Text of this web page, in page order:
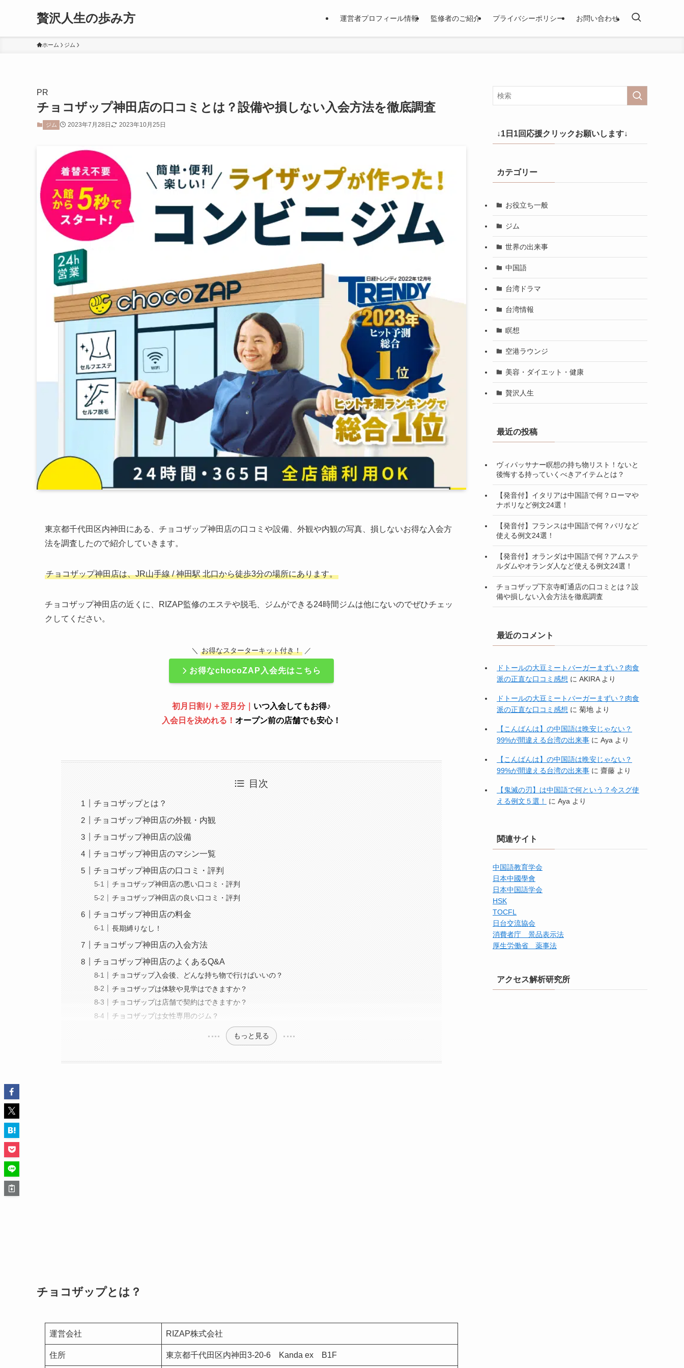
贅沢人生の歩み方 運営者プロフィール情報 監修者のご紹介 プライバシーポリシー お問い合わせ
ホーム ジム
PR
チョコザップ神田店の口コミとは？設備や損しない入会方法を徹底調査
ジム 2023年7月28日 2023年10月25日
東京都千代田区内神田にある、チョコザップ神田店の口コミや設備、外観や内観の写真、損しないお得な入会方
法を調査したので紹介していきます。
チョコザップ神田店は、JR山手線 / 神田駅 北口から徒歩3分の場所にあります。
チョコザップ神田店の近くに、RIZAP監修のエステや脱毛、ジムができる24時間ジムは他にないのでぜひチェッ
クしてください。
＼ お得なスターターキット付き！ ／
お得なchocoZAP入会先はこちら
初月日割り＋翌月分｜ いつ入会してもお得♪
入会日を決めれる！ オープン前の店舗でも安心！
目次
チョコザップとは？
チョコザップ神田店の外観・内観
チョコザップ神田店の設備
チョコザップ神田店のマシン一覧
チョコザップ神田店の口コミ・評判
チョコザップ神田店の悪い口コミ・評判
チョコザップ神田店の良い口コミ・評判
チョコザップ神田店の料金
長期縛りなし！
チョコザップ神田店の入会方法
チョコザップ神田店のよくあるQ&A
チョコザップ入会後、どんな持ち物で行けばいいの？
チョコザップは体験や見学はできますか？
チョコザップは店舗で契約はできますか？
チョコザップは女性専用のジム？
もっと見る
チョコザップとは？
運営会社 RIZAP株式会社
住所 東京都千代田区内神田3-20-6 Kanda ex B1F
↓1日1回応援クリックお願いします↓
カテゴリー
お役立ち一般
ジム
世界の出来事
中国語
台湾ドラマ
台湾情報
瞑想
空港ラウンジ
美容・ダイエット・健康
贅沢人生
最近の投稿
ヴィパッサナー瞑想の持ち物リスト！ないと
後悔する持っていくべきアイテムとは？
【発音付】イタリアは中国語で何？ローマや
ナポリなど例文24選！
【発音付】フランスは中国語で何？パリなど
使える例文24選！
【発音付】オランダは中国語で何？アムステ
ルダムやオランダ人など使える例文24選！
チョコザップ下京寺町通店の口コミとは？設
備や損しない入会方法を徹底調査
最近のコメント
ドトールの大豆ミートバーガーまずい？肉食
派の正直な口コミ感想 に AKIRAより
ドトールの大豆ミートバーガーまずい？肉食
派の正直な口コミ感想 に 菊地 より
【こんばんは】の中国語は晩安じゃない？
99%が間違える台湾の出来事 に Aya より
【こんばんは】の中国語は晩安じゃない？
99%が間違える台湾の出来事 に 齋藤 より
【鬼滅の刃】は中国語で何という？今スグ使
える例文５選！
に Aya より
関連サイト
中国語教育学会
日本中國學會
日本中国語学会
HSK
TOCFL
日台交流協会
消費者庁 景品表示法
厚生労働省 薬事法
アクセス解析研究所